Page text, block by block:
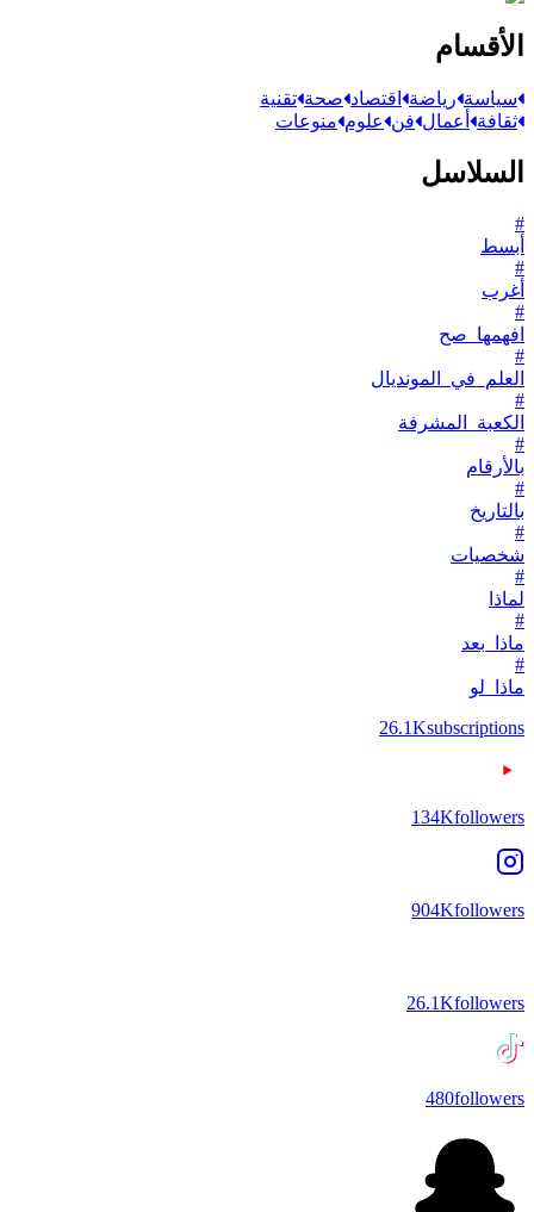
الأقسام
سياسة رياضة اقتصاد صحة تقنية
ثقافة أعمال فن علوم منوعات
السلاسل
#
أبسط
#
أغرب
#
افهمها_صح
#
العلم_في_المونديال
#
الكعبة_المشرفة
#
بالأرقام
#
بالتاريخ
#
شخصيات
#
لماذا
#
ماذا_بعد
#
ماذا_لو
26.1Ksubscriptions
134Kfollowers
904Kfollowers
26.1Kfollowers
480followers